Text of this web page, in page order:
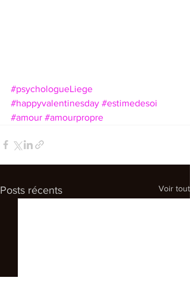
#psychologueLiege
#happyvalentinesday #estimedesoi
#amour #amourpropre
Posts récents Voir tout